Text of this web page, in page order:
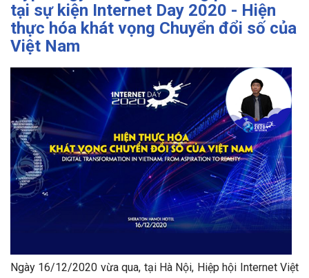
tại sự kiện Internet Day 2020 - Hiện
thực hóa khát vọng Chuyển đổi số của
Việt Nam
Ngày 16/12/2020 vừa qua, tại Hà Nội, Hiệp hội Internet Việt